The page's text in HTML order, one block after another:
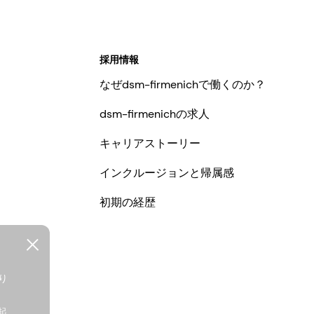
採用情報
なぜdsm-firmenichで働くのか？
dsm-firmenichの求人
キャリアストーリー
インクルージョンと帰属感
初期の経歴